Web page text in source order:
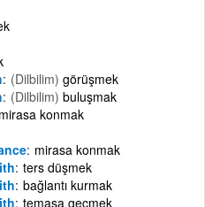
(Dilbilim) görüşmek
(Dilbilim) buluşmak
mirasa konmak
mirasa konmak
ters düşmek
bağlantı kurmak
temasa geçmek